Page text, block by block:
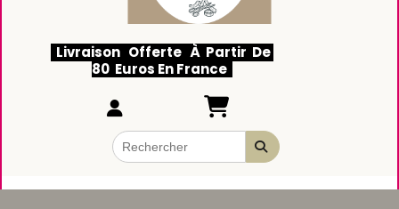
Livraison Offerte À Partir De
80 Euros En France